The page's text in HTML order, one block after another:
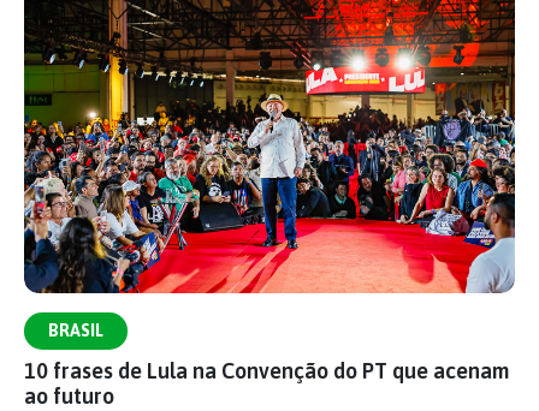
BRASIL
10 frases de Lula na Convenção do PT que acenam
ao futuro